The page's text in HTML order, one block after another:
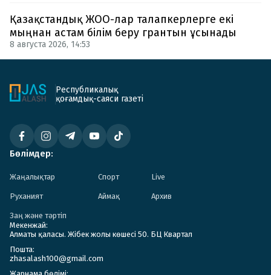
Қазақстандық ЖОО-лар талапкерлерге екі
мыңнан астам білім беру грантын ұсынады
8 августа 2026, 14:53
Республикалық
қоғамдық-саяси газеті
Бөлімдер:
Жаңалықтар Спорт Live
Руханият Аймақ Архив
Заң және тәртіп
Мекенжай:
Алматы қаласы. Жібек жолы көшесі 50. БЦ Квартал
Пошта:
zhasalash100@gmail.com
Жарнама бөлімі: